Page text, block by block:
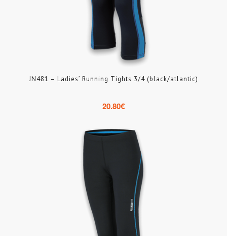
JN481 – Ladies’ Running Tights 3/4 (black/atlantic)
20.80€